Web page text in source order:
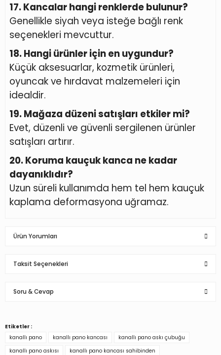
17. Kancalar hangi renklerde bulunur?
Genellikle siyah veya isteğe bağlı renk
seçenekleri mevcuttur.
18. Hangi ürünler için en uygundur?
Küçük aksesuarlar, kozmetik ürünleri,
oyuncak ve hırdavat malzemeleri için
idealdir.
19. Mağaza düzeni satışları etkiler mi?
Evet, düzenli ve güvenli sergilenen ürünler
satışları artırır.
20. Koruma kauçuk kanca ne kadar
dayanıklıdır?
Uzun süreli kullanımda hem tel hem kauçuk
kaplama deformasyona uğramaz.
Ürün Yorumları
Taksit Seçenekleri
Soru & Cevap
Etiketler :
kanallı pano
kanallı pano kancası
kanallı pano askı çubuğu
kanallı pano askısı
kanallı pano kancası sahibinden